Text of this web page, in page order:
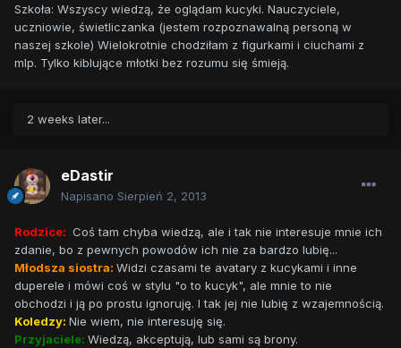
Szkoła: Wszyscy wiedzą, że oglądam kucyki. Nauczyciele,
uczniowie, świetliczanka (jestem rozpoznawalną personą w
naszej szkole) Wielokrotnie chodziłam z figurkami i ciuchami z
mlp. Tylko kiblujące młotki bez rozumu się śmieją.
2 weeks later...
eDastir
Napisano Sierpień 2, 2013
Rodzice: Coś tam chyba wiedzą, ale i tak nie interesuje mnie ich
zdanie, bo z pewnych powodów ich nie za bardzo lubię...
Młodsza siostra: Widzi czasami te avatary z kucykami i inne
duperele i mówi coś w stylu "o to kucyk", ale mnie to nie
obchodzi i ją po prostu ignoruję. I tak jej nie lubię z wzajemnością.
Koledzy: Nie wiem, nie interesuję się.
Przyjaciele: Wiedzą, akceptują, lub sami są brony.